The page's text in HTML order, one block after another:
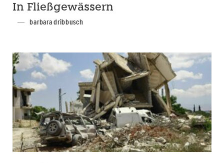
In Fließgewässern
barbara dribbusch